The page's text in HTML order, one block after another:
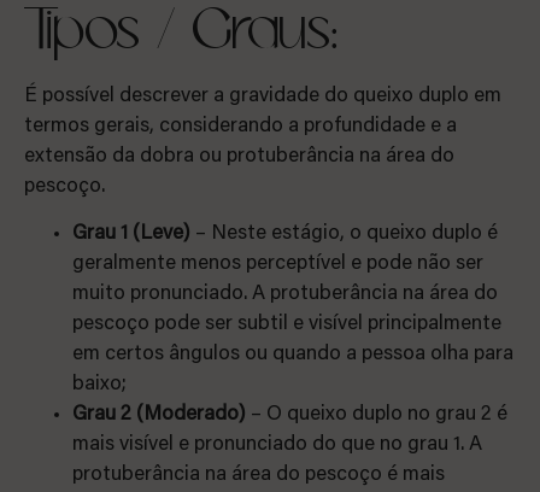
Tipos / Graus:
É possível descrever a gravidade do queixo duplo em
termos gerais, considerando a profundidade e a
extensão da dobra ou protuberância na área do
pescoço.
Grau 1 (Leve) – Neste estágio, o queixo duplo é
geralmente menos perceptível e pode não ser
muito pronunciado. A protuberância na área do
pescoço pode ser subtil e visível principalmente
em certos ângulos ou quando a pessoa olha para
baixo;
Grau 2 (Moderado) – O queixo duplo no grau 2 é
mais visível e pronunciado do que no grau 1. A
protuberância na área do pescoço é mais